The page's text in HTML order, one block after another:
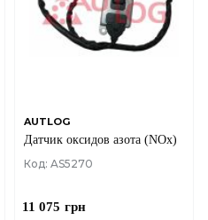
AUTLOG
Датчик оксидов азота (NOx)
Код: AS5270
11 075 грн